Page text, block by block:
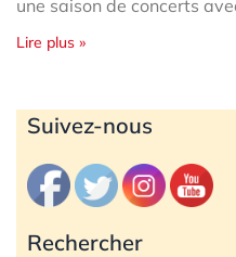
une saison de concerts
Lire plus »
Suivez-nous
Rechercher
Archives